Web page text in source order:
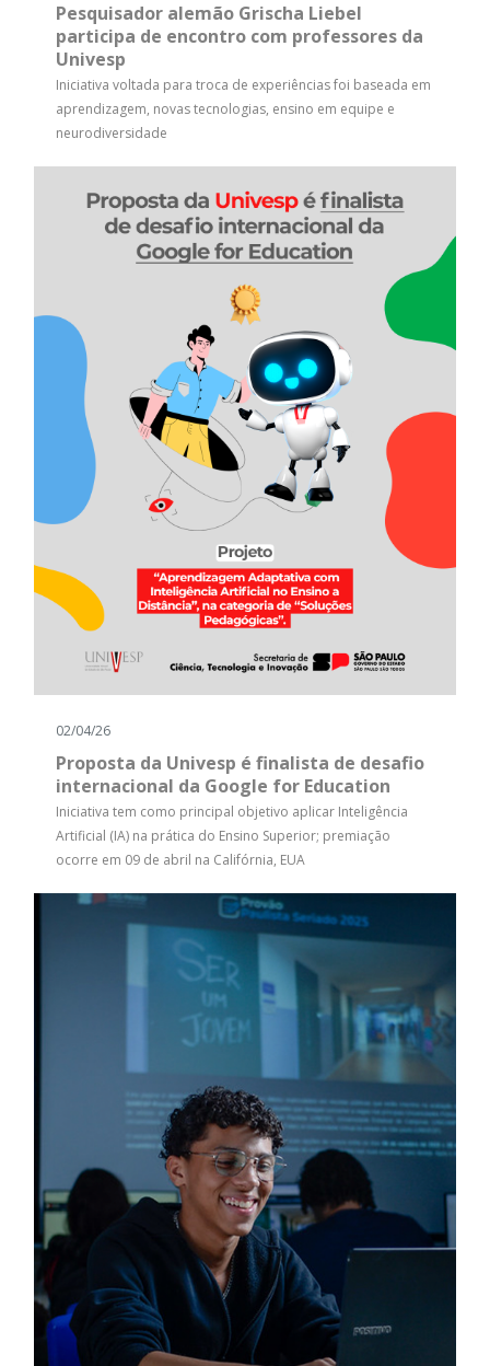
Pesquisador alemão Grischa Liebel
participa de encontro com professores da
Univesp
Iniciativa voltada para troca de experiências foi baseada em
aprendizagem, novas tecnologias, ensino em equipe e
neurodiversidade
02/04/26
Proposta da Univesp é finalista de desafio
internacional da Google for Education
Iniciativa tem como principal objetivo aplicar Inteligência
Artificial (IA) na prática do Ensino Superior; premiação
ocorre em 09 de abril na Califórnia, EUA